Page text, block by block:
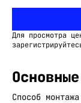
Для просмотра
Способ монтажа